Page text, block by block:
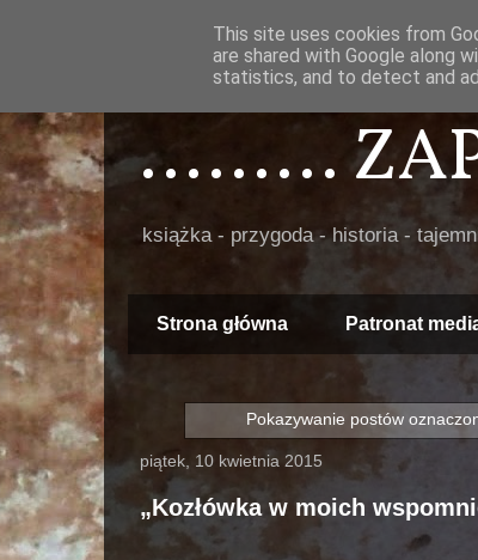
.........
książka - przygoda - historia -
Strona główna Patronat
Pokazywanie postów
piątek, 10 kwietnia 2015
„Kozłówka w moich
This site uses cookies from
are shared with Google along
statistics, and to detect and